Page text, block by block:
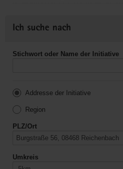
Ich suche nach
Stichwort oder Name der Initiative
Addresse der Initiative
Region
PLZ/Ort
Umkreis